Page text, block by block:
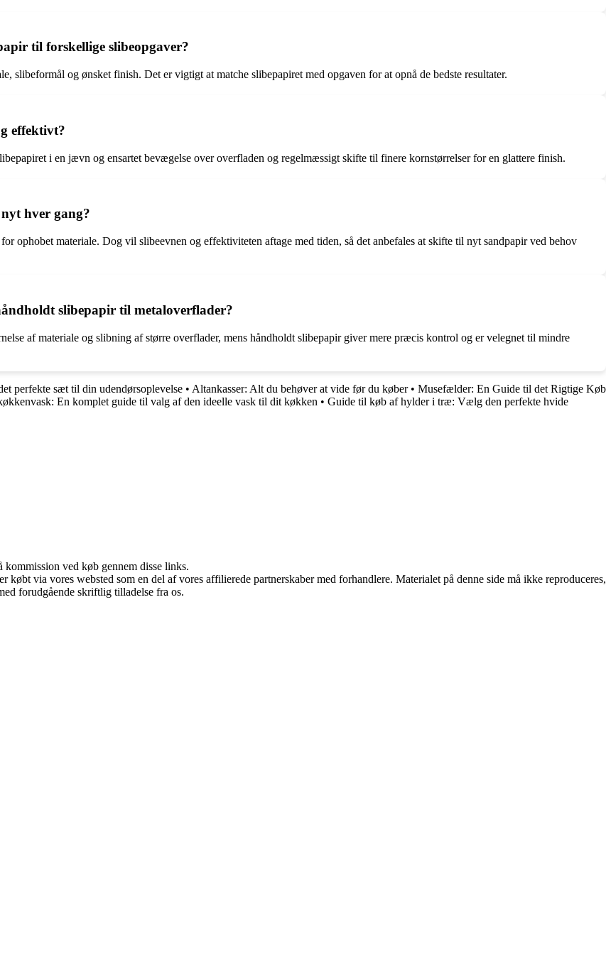
til forskellige slibeopgaver?
slibeformål og ønsket finish. Det er vigtigt at matche slibepapiret med opgaven for at opnå de bedste resultater.
effektivt?
i en jævn og ensartet bevægelse over overfladen og regelmæssigt skifte til finere kornstørrelser for en glattere finish.
hver gang?
ophobet materiale. Dog vil slibeevnen og effektiviteten aftage med tiden, så det anbefales at skifte til nyt sandpapir ved behov
slibepapir til metaloverflader?
af materiale og slibning af større overflader, mens håndholdt slibepapir giver mere præcis kontrol og er velegnet til mindre
perfekte sæt til din udendørsoplevelse • Altankasser: Alt du behøver at vide før du køber• Musefælder: En Guide til det Rigtige Køb
En komplet guide til valg af den ideelle vask til dit køkken • Guide til køb af hylder i træ: Vælg den perfekte hvide
ved køb gennem disse links.
via vores websted som en del af vores affilierede partnerskaber med forhandlere. Materialet på denne side må ikke reproduceres,
forudgående skriftlig tilladelse fra os.